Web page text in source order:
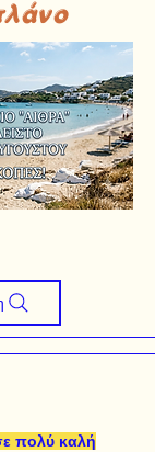
πολύ καλή